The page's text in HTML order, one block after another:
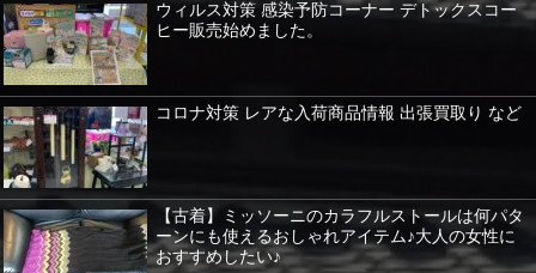
ウィルス対策 感染予防コーナー デトックスコー
ヒー販売始めました。
コロナ対策 レアな入荷商品情報 出張買取り など
【古着】ミッソーニのカラフルストールは何パタ
ーンにも使えるおしゃれアイテム♪大人の女性に
おすすめしたい♪